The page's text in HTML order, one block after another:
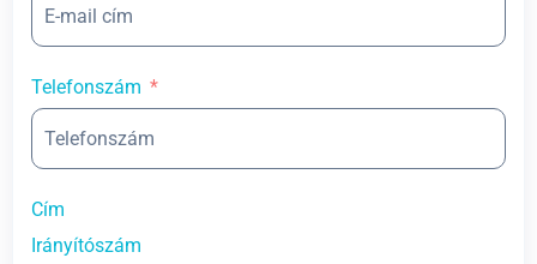
Telefonszám
Cím
Irányítószám